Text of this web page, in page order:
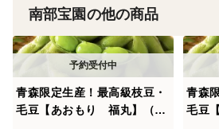
栽培・生産のこだわり
土づくりから収穫後の乾燥・選別
を丁寧に行っています。
特に農薬や化学肥料の使用を極力
南部宝園の他の商品
青森限定生産！最高級枝豆・
毛豆【あおもり 福丸】（枝
青森
毛豆